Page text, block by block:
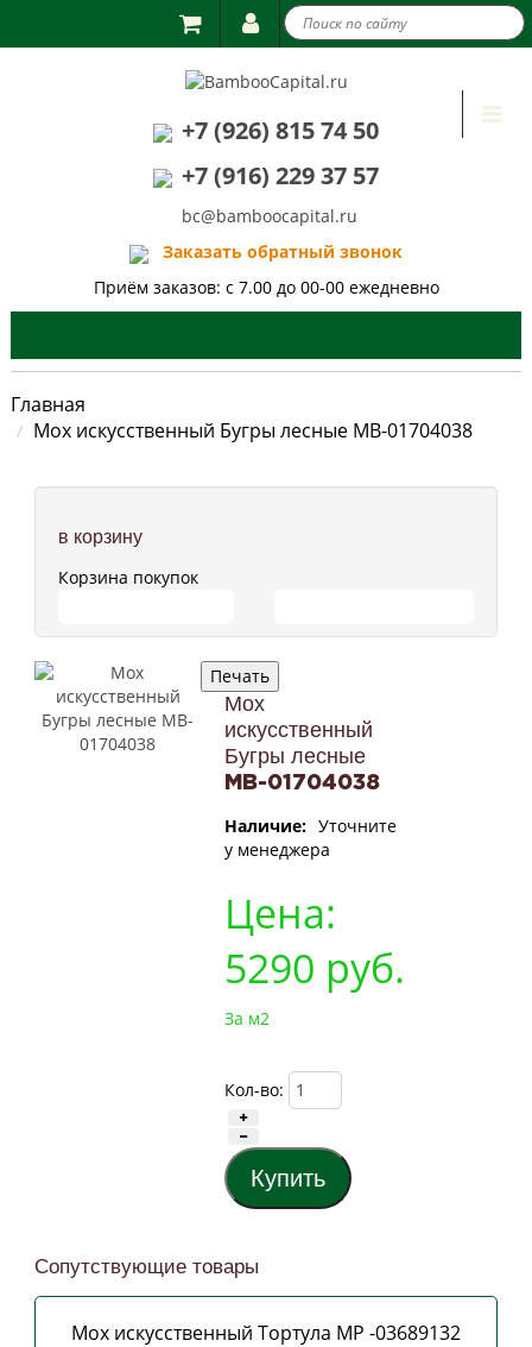
+7 (926) 815 74 50
+7 (916) 229 37 57
bc@bamboocapital.ru
Заказать обратный звонок
Приём заказов: с 7.00 до 00-00 ежедневно
Главная
Мох искусственный Бугры лесные MB-01704038
в корзину
Корзина покупок
Мох
искусственный
Бугры лесные
MB-01704038
Наличие: Уточните
у менеджера
Цена:
5290 руб.
За м2
Кол-во:
Сопутствующие товары
Мох искусственный Тортула MP -03689132